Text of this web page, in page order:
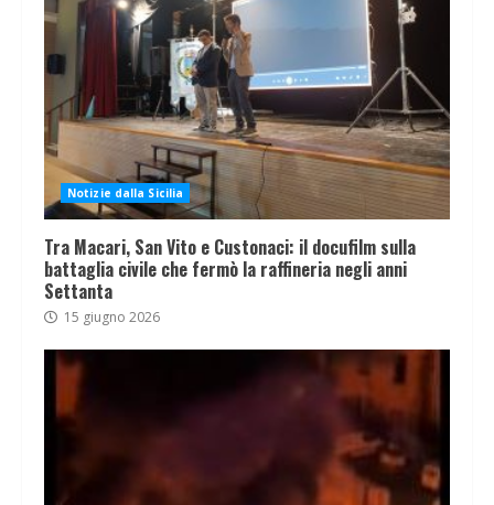
Notizie dalla Sicilia
Tra Macari, San Vito e Custonaci: il docufilm sulla
battaglia civile che fermò la raffineria negli anni
Settanta
15 giugno 2026